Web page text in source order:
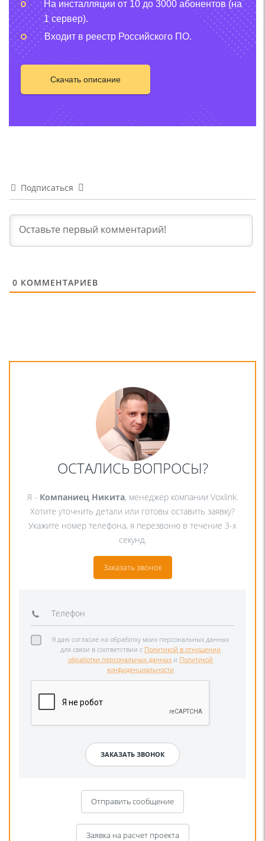
На инсталляции от 10 до 3000 абонентов (на
1 сервер).
Входит в реестр Российского ПО.
Скачать описание
Подписаться
0 КОММЕНТАРИЕВ
ОСТАЛИСЬ ВОПРОСЫ?
Я - Компаниец Никита, менеджер компании Voxlink.
Хотите уточнить детали или готовы оставить заявку?
Укажите номер телефона, я перезвоню в течение 3-х
секунд.
Заказать звонок
Я даю согласие на обработку моих персональных данных
для связи в соответствии с Политикой в отношении
обработки персональных данных и Политикой
конфиденциальности
Отправить сообщение
Заявка на расчет проекта